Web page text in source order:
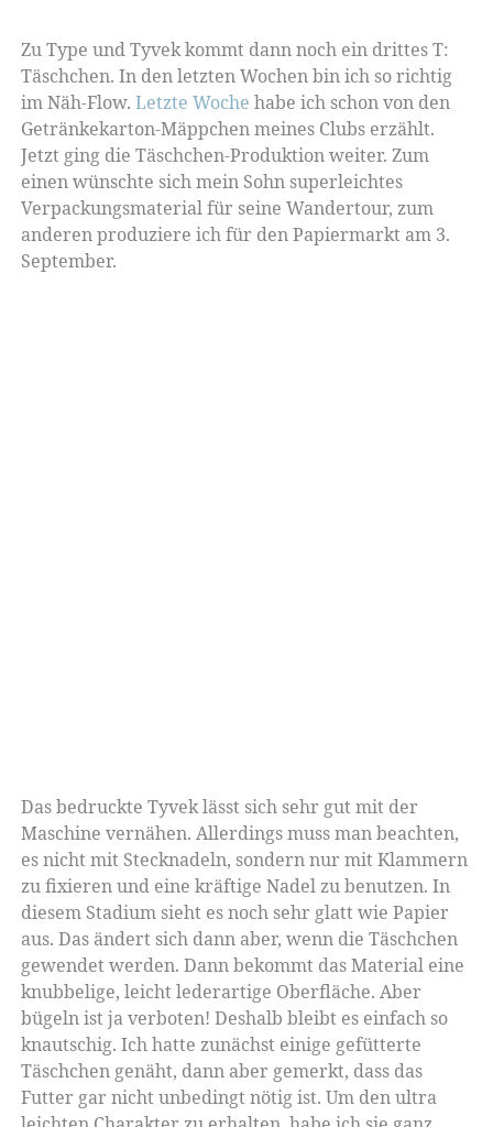
Zu Type und Tyvek kommt dann noch ein drittes T:
Täschchen. In den letzten Wochen bin ich so richtig
im Näh-Flow. Letzte Woche habe ich schon von den
Getränkekarton-Mäppchen meines Clubs erzählt.
Jetzt ging die Täschchen-Produktion weiter. Zum
einen wünschte sich mein Sohn superleichtes
Verpackungsmaterial für seine Wandertour, zum
anderen produziere ich für den Papiermarkt am 3.
September.
Das bedruckte Tyvek lässt sich sehr gut mit der
Maschine vernähen. Allerdings muss man beachten,
es nicht mit Stecknadeln, sondern nur mit Klammern
zu fixieren und eine kräftige Nadel zu benutzen. In
diesem Stadium sieht es noch sehr glatt wie Papier
aus. Das ändert sich dann aber, wenn die Täschchen
gewendet werden. Dann bekommt das Material eine
knubbelige, leicht lederartige Oberfläche. Aber
bügeln ist ja verboten! Deshalb bleibt es einfach so
knautschig. Ich hatte zunächst einige gefütterte
Täschchen genäht, dann aber gemerkt, dass das
Futter gar nicht unbedingt nötig ist. Um den ultra